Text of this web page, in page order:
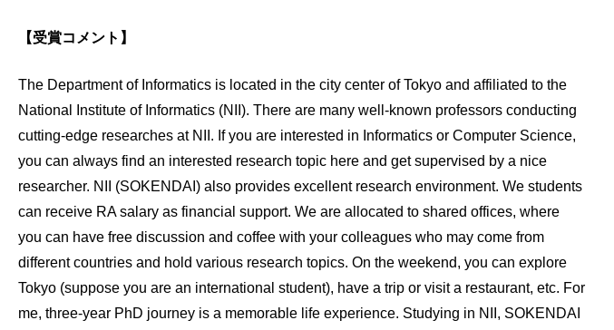
【受賞コメント】
The Department of Informatics is located in the city center of Tokyo and affiliated to the
National Institute of Informatics (NII). There are many well-known professors conducting
cutting-edge researches at NII. If you are interested in Informatics or Computer Science,
you can always find an interested research topic here and get supervised by a nice
researcher. NII (SOKENDAI) also provides excellent research environment. We students
can receive RA salary as financial support. We are allocated to shared offices, where
you can have free discussion and coffee with your colleagues who may come from
different countries and hold various research topics. On the weekend, you can explore
Tokyo (suppose you are an international student), have a trip or visit a restaurant, etc. For
me, three-year PhD journey is a memorable life experience. Studying in NII, SOKENDAI